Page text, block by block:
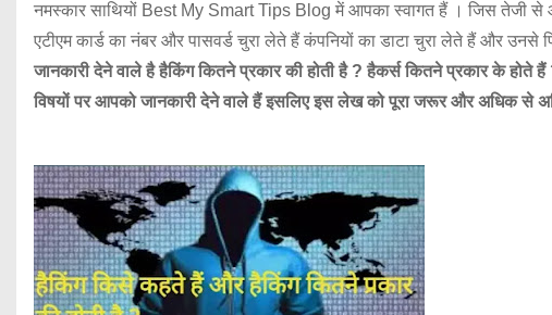
नमस्कार साथियों Best My Smart Tips Blog में आपका स्वागत हैं । जिस तेजी से
एटीएम कार्ड का नंबर और पासवर्ड चुरा लेते हैं कंपनियों का डाटा चुरा लेते हैं और उनसे
जानकारी देने वाले है हैकिंग कितने प्रकार की होती है ? हैकर्स कितने प्रकार के
विषयों पर आपको जानकारी देने वाले हैं इसलिए इस लेख को पूरा जरूर और अधिक से